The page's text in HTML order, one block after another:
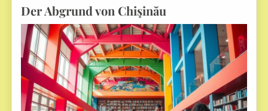
Der Abgrund von Chişinău